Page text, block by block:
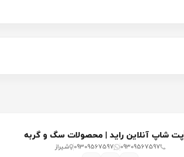
پت شاپ آنلاین راید | محصولات سگ و گربه
09309567597
09309567597 شیراز